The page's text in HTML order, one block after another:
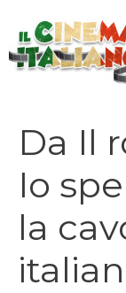
contenuto
Da Il
Io
la